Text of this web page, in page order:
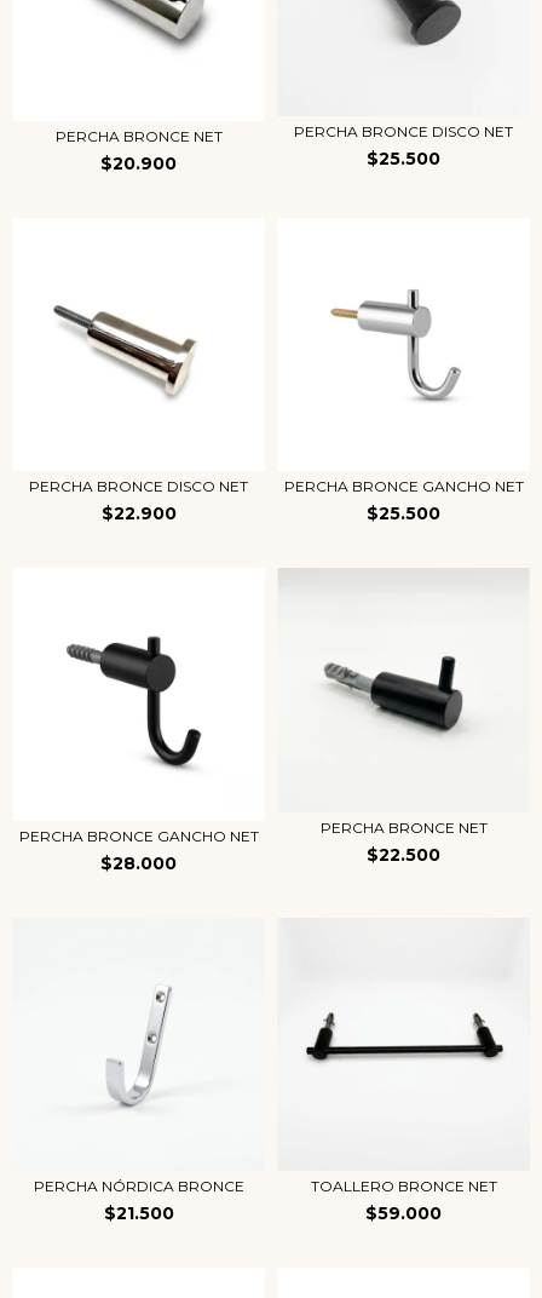
PERCHA BRONCE NET
$20.900
PERCHA BRONCE DISCO NET
$25.500
PERCHA BRONCE DISCO NET
$22.900
PERCHA BRONCE GANCHO NET
$25.500
PERCHA BRONCE GANCHO NET
$28.000
PERCHA BRONCE NET
$22.500
PERCHA NÓRDICA BRONCE
$21.500
TOALLERO BRONCE NET
$59.000